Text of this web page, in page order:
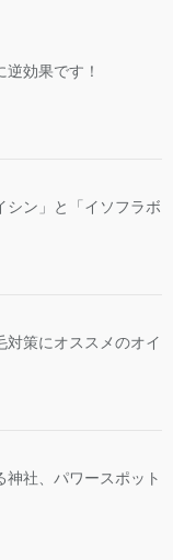
効果です！
シン」と「イソフラボ
対策にオススメのオイ
神社、パワースポット